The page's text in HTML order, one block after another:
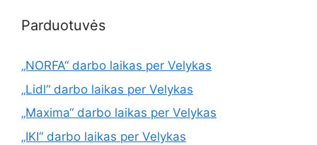
Parduotuvės
„NORFA“ darbo laikas per Velykas
„Lidl“ darbo laikas per Velykas
„Maxima“ darbo laikas per Velykas
„IKI“ darbo laikas per Velykas